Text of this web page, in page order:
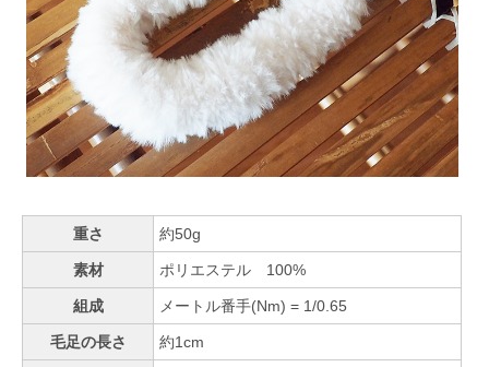
重さ 約50g
素材 ポリエステル 100%
組成 メートル番手(Nm) = 1/0.65
毛足の長さ 約1cm